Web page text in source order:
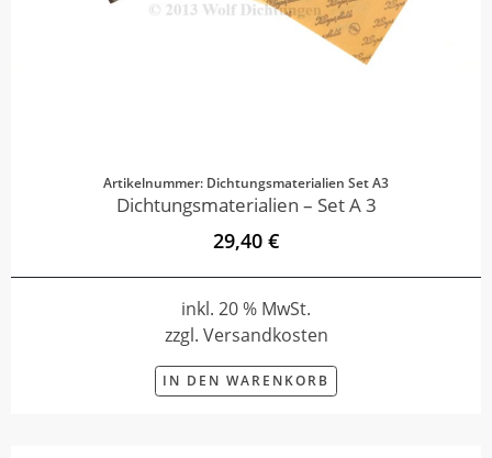
Artikelnummer: Dichtungsmaterialien Set A3
Dichtungsmaterialien – Set A 3
29,40 €
inkl. 20 % MwSt.
zzgl. Versandkosten
IN DEN WARENKORB